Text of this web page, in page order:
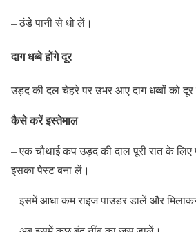
– ठंडे पानी से धो लें।
दाग धब्बे होंगे दूर
उड़द की दल चेहरे पर उभर आए दाग धब्बों को दूर
कैसे करें इस्तेमाल
– एक चौथाई कप उड़द की दाल पूरी रात के
इसका पेस्ट बना लें।
– इसमें आधा कम राइज पाउडर डालें और